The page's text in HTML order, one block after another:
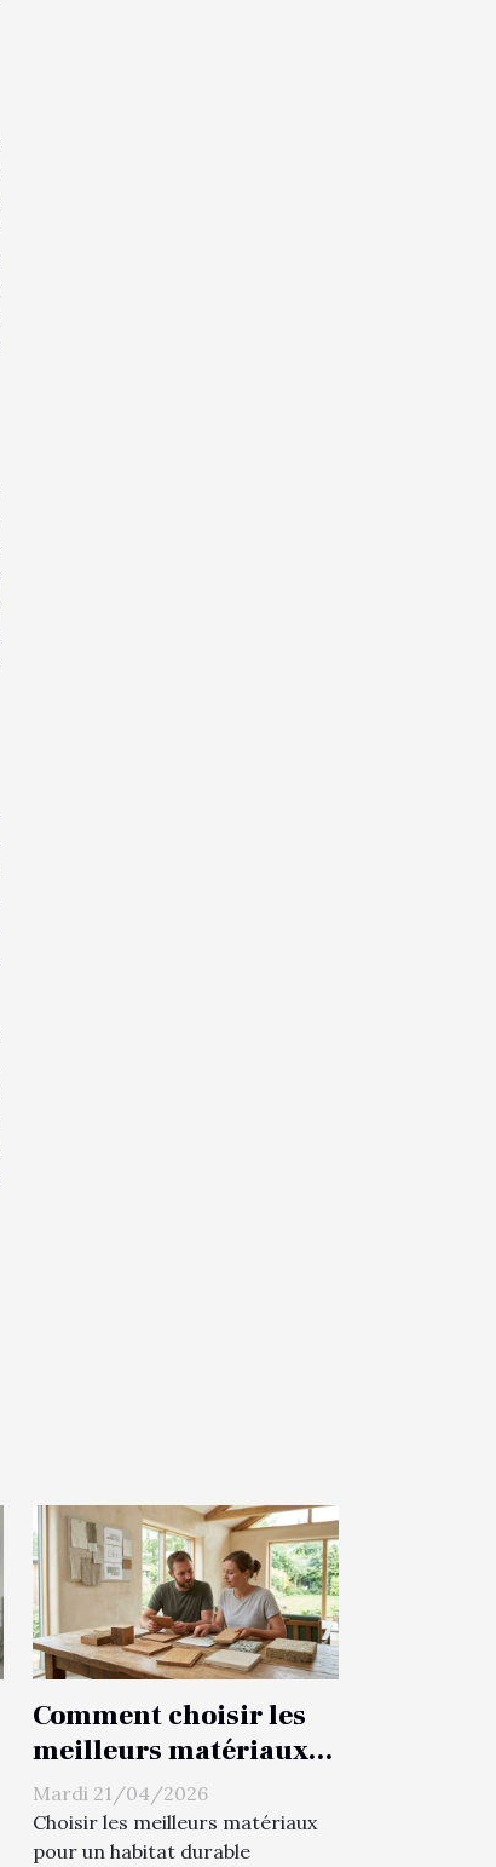
Comment choisir les
meilleurs matériaux
pour votre habitat
durable ?
Mardi 21/04/2026
Choisir les meilleurs matériaux
pour un habitat durable